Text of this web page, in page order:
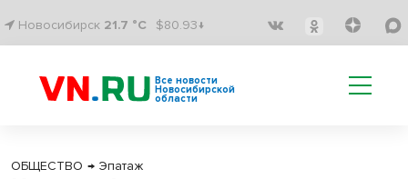
Новосибирск 21.7 °C $80.93↓
Все новости
Новосибирской
области
ОБЩЕСТВО → Эпатаж